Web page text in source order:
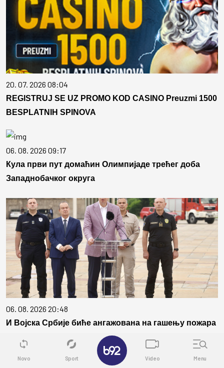
20. 07. 2026 08:04
REGISTRUJ SE UZ PROMO KOD CASINO Preuzmi 1500
BESPLATNIH SPINOVA
06. 08. 2026 09:17
Кула први пут домаћин Олимпијаде трећег доба
Западнобачког округа
06. 08. 2026 20:48
И Војска Србије биће ангажована на гашењу пожара
у Делиблатској пешчари! Вучић: Бранимо два
насељена места
Novo Sport Video Menu
✕